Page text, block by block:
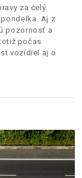
za celý
Aj z
pozornosť a
počas
vozidiel aj o